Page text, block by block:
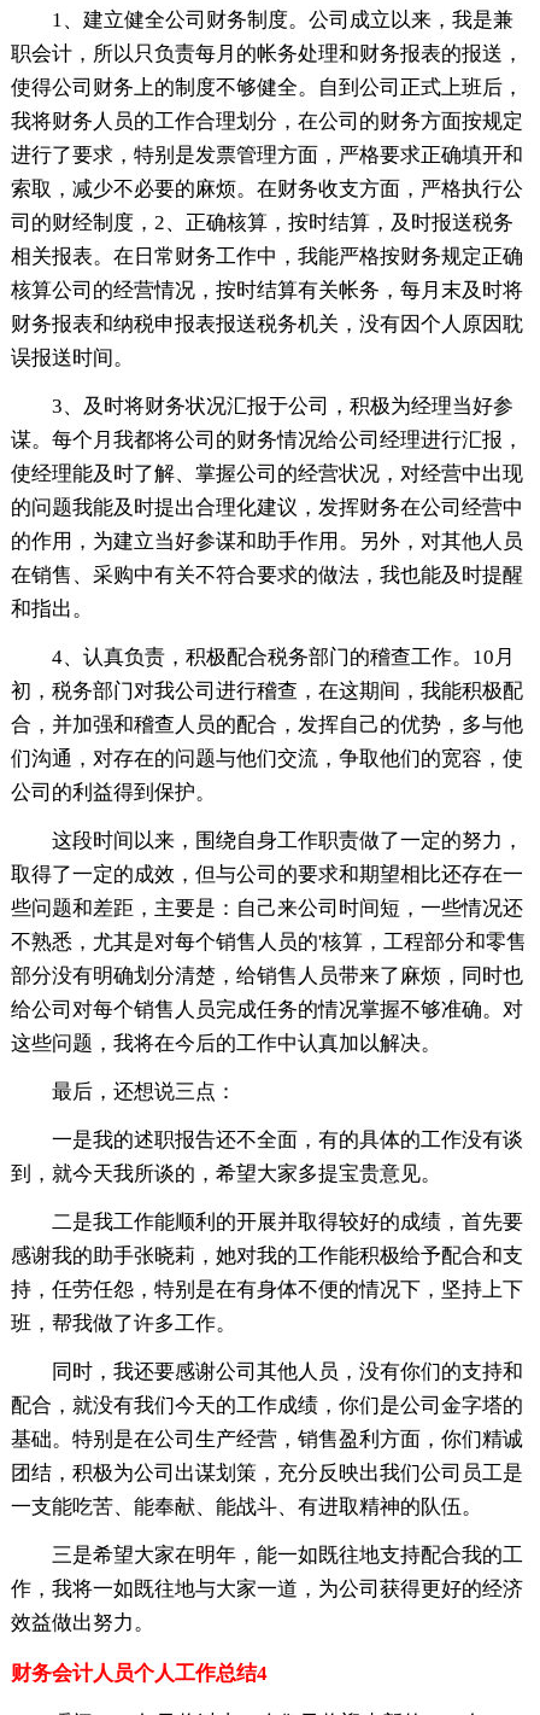
1、建立健全公司财务制度。公司成立以来，我是兼
职会计，所以只负责每月的帐务处理和财务报表的报送，
使得公司财务上的制度不够健全。自到公司正式上班后，
我将财务人员的工作合理划分，在公司的财务方面按规定
进行了要求，特别是发票管理方面，严格要求正确填开和
索取，减少不必要的麻烦。在财务收支方面，严格执行公
司的财经制度，2、正确核算，按时结算，及时报送税务
相关报表。在日常财务工作中，我能严格按财务规定正确
核算公司的经营情况，按时结算有关帐务，每月末及时将
财务报表和纳税申报表报送税务机关，没有因个人原因耽
误报送时间。
3、及时将财务状况汇报于公司，积极为经理当好参
谋。每个月我都将公司的财务情况给公司经理进行汇报，
使经理能及时了解、掌握公司的经营状况，对经营中出现
的问题我能及时提出合理化建议，发挥财务在公司经营中
的作用，为建立当好参谋和助手作用。另外，对其他人员
在销售、采购中有关不符合要求的做法，我也能及时提醒
和指出。
4、认真负责，积极配合税务部门的稽查工作。10月
初，税务部门对我公司进行稽查，在这期间，我能积极配
合，并加强和稽查人员的配合，发挥自己的优势，多与他
们沟通，对存在的问题与他们交流，争取他们的宽容，使
公司的利益得到保护。
这段时间以来，围绕自身工作职责做了一定的努力，
取得了一定的成效，但与公司的要求和期望相比还存在一
些问题和差距，主要是：自己来公司时间短，一些情况还
不熟悉，尤其是对每个销售人员的'核算，工程部分和零售
部分没有明确划分清楚，给销售人员带来了麻烦，同时也
给公司对每个销售人员完成任务的情况掌握不够准确。对
这些问题，我将在今后的工作中认真加以解决。
最后，还想说三点：
一是我的述职报告还不全面，有的具体的工作没有谈
到，就今天我所谈的，希望大家多提宝贵意见。
二是我工作能顺利的开展并取得较好的成绩，首先要
感谢我的助手张晓莉，她对我的工作能积极给予配合和支
持，任劳任怨，特别是在有身体不便的情况下，坚持上下
班，帮我做了许多工作。
同时，我还要感谢公司其他人员，没有你们的支持和
配合，就没有我们今天的工作成绩，你们是公司金字塔的
基础。特别是在公司生产经营，销售盈利方面，你们精诚
团结，积极为公司出谋划策，充分反映出我们公司员工是
一支能吃苦、能奉献、能战斗、有进取精神的队伍。
三是希望大家在明年，能一如既往地支持配合我的工
作，我将一如既往地与大家一道，为公司获得更好的经济
效益做出努力。
财务会计人员个人工作总结4